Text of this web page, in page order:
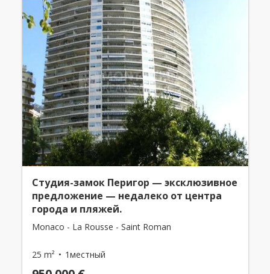
Студия-замок Перигор — эксклюзивное
предложение — недалеко от центра
города и пляжей.
Monaco - La Rousse - Saint Roman
25 m² 1местный